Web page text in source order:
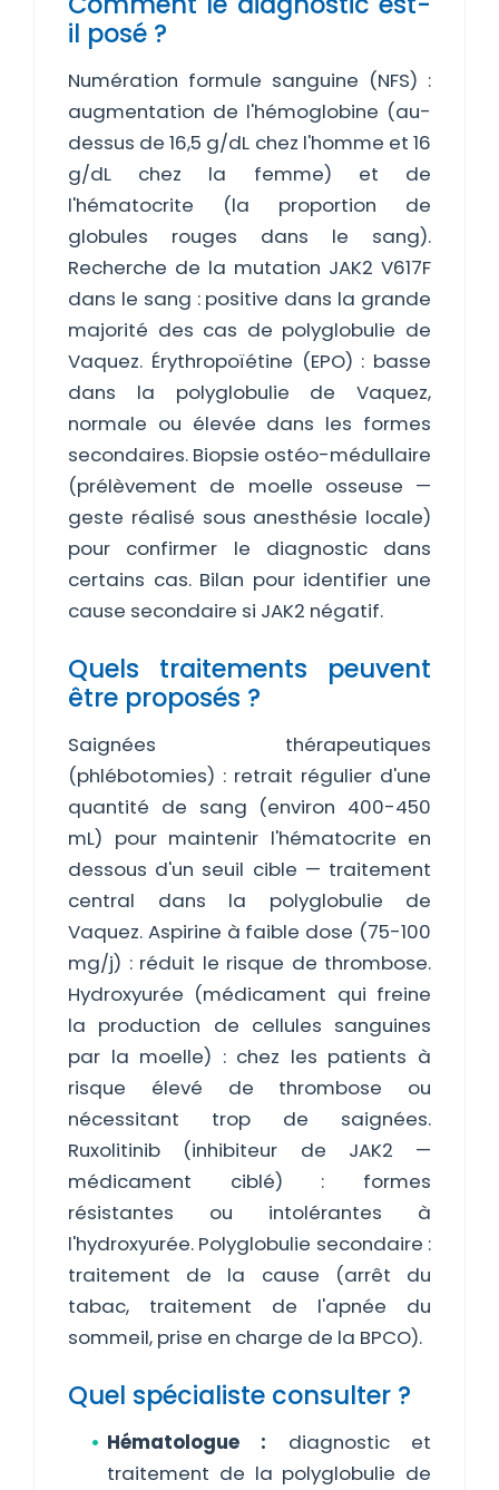
il posé ?
Numération formule sanguine (NFS) :
augmentation de l'hémoglobine (au-
dessus de 16,5 g/dL chez l'homme et 16
g/dL chez la femme) et de
l'hématocrite (la proportion de
globules rouges dans le sang).
Recherche de la mutation JAK2 V617F
dans le sang : positive dans la grande
majorité des cas de polyglobulie de
Vaquez. Érythropoïétine (EPO) : basse
dans la polyglobulie de Vaquez,
normale ou élevée dans les formes
secondaires. Biopsie ostéo-médullaire
(prélèvement de moelle osseuse —
geste réalisé sous anesthésie locale)
pour confirmer le diagnostic dans
certains cas. Bilan pour identifier une
cause secondaire si JAK2 négatif.
Quels traitements peuvent
être proposés ?
Saignées thérapeutiques
(phlébotomies) : retrait régulier d'une
quantité de sang (environ 400-450
mL) pour maintenir l'hématocrite en
dessous d'un seuil cible — traitement
central dans la polyglobulie de
Vaquez. Aspirine à faible dose (75-100
mg/j) : réduit le risque de thrombose.
Hydroxyurée (médicament qui freine
la production de cellules sanguines
par la moelle) : chez les patients à
risque élevé de thrombose ou
nécessitant trop de saignées.
Ruxolitinib (inhibiteur de JAK2 —
médicament ciblé) : formes
résistantes ou intolérantes à
l'hydroxyurée. Polyglobulie secondaire :
traitement de la cause (arrêt du
tabac, traitement de l'apnée du
sommeil, prise en charge de la BPCO).
Quel spécialiste consulter ?
Hématologue : diagnostic et
traitement de la polyglobulie de